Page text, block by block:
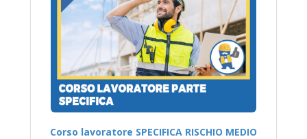
Corso lavoratore SPECIFICA RISCHIO MEDIO